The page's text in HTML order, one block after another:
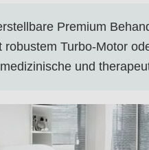
Premium
robustem Turbo-Motor
und